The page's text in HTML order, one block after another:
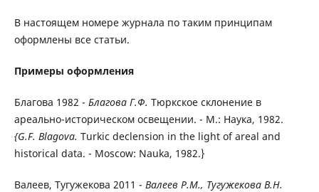
В настоящем номере журнала по таким принципам
оформлены все статьи.
Примеры оформления
Благова 1982 - Благова Г.Ф. Тюркское склонение в
ареально-историческом освещении. - М.: Наука, 1982.
{G.F. Blagova. Turkic declension in the light of areal and
historical data. - Moscow: Nauka, 1982.}
Валеев, Тугужекова 2011 - Валеев Р.М., Тугужекова В.Н.